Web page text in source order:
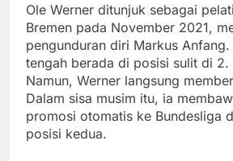
Ole Werner ditunjuk sebagai
Bremen pada November 2021,
pengunduran diri Markus
tengah berada di posisi sulit di 2.
Namun, Werner langsung
Dalam sisa musim itu, ia
promosi otomatis ke Bundesliga
posisi kedua.